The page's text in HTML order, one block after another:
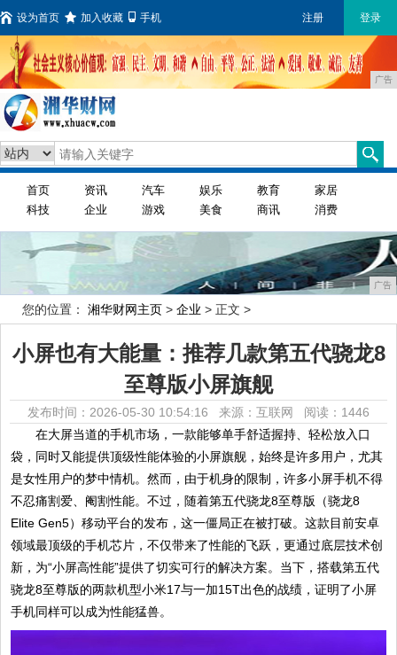
设为首页 加入收藏 手机 注册 登录
广告
首页 资讯 汽车 娱乐 教育
家居
科技
企业 游戏 美食 商讯 消费
广告
您的位置： 湘华财网主页 > 企业 > 正文 >
小屏也有大能量：推荐几款第五代骁龙8
至尊版小屏旗舰
发布时间：2026-05-30 10:54:16 来源：互联网 阅读：1446
在大屏当道的手机市场，一款能够单手舒适握持、轻松放入口
袋，同时又能提供顶级性能体验的小屏旗舰，始终是许多用户，尤其
是女性用户的梦中情机。然而，由于机身的限制，许多小屏手机不得
不忍痛割爱、阉割性能。不过，随着第五代骁龙8至尊版（骁龙8
Elite Gen5）移动平台的发布，这一僵局正在被打破。这款目前安卓
领域最顶级的手机芯片，不仅带来了性能的飞跃，更通过底层技术创
新，为“小屏高性能”提供了切实可行的解决方案。当下，搭载第五代
骁龙8至尊版的两款机型小米17与一加15T出色的战绩，证明了小屏
手机同样可以成为性能猛兽。